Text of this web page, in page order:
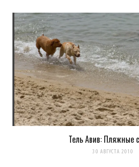
Тель Авив: Пляжные
30 АВГУСТА 2010